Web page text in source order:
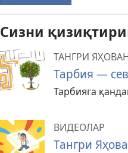
Сизни
ТАНГРИ
Тарбия —
Тарбияга
ВИДЕОЛАР
Тангри